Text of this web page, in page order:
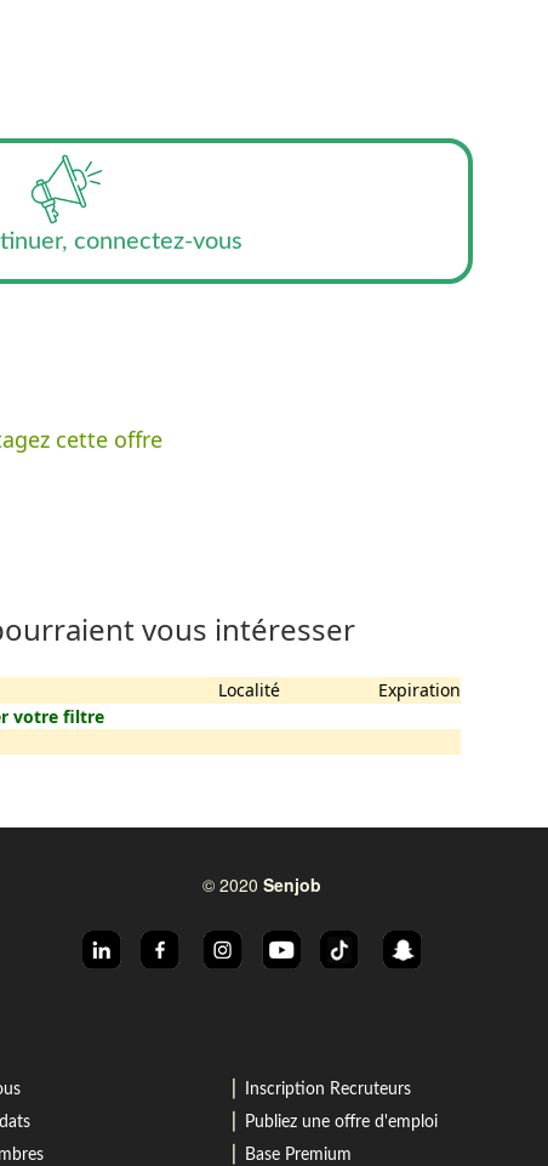
connectez-vous
cette offre
vous intéresser
Localité
Expiration
votre filtre
© 2020 Senjob
Inscription Recruteurs
Publiez une offre d'emploi
Base Premium